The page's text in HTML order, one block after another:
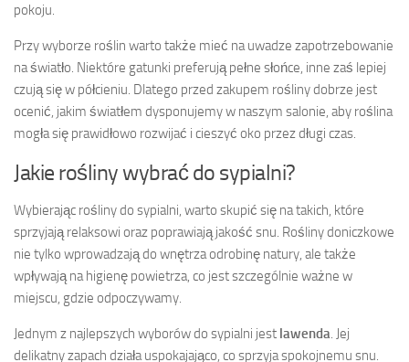
pokoju.
Przy wyborze roślin warto także mieć na uwadze zapotrzebowanie
na światło. Niektóre gatunki preferują pełne słońce, inne zaś lepiej
czują się w półcieniu. Dlatego przed zakupem rośliny dobrze jest
ocenić, jakim światłem dysponujemy w naszym salonie, aby roślina
mogła się prawidłowo rozwijać i cieszyć oko przez długi czas.
Jakie rośliny wybrać do sypialni?
Wybierając rośliny do sypialni, warto skupić się na takich, które
sprzyjają relaksowi oraz poprawiają jakość snu. Rośliny doniczkowe
nie tylko wprowadzają do wnętrza odrobinę natury, ale także
wpływają na higienę powietrza, co jest szczególnie ważne w
miejscu, gdzie odpoczywamy.
Jednym z najlepszych wyborów do sypialni jest lawenda . Jej
delikatny zapach działa uspokajająco, co sprzyja spokojnemu snu.